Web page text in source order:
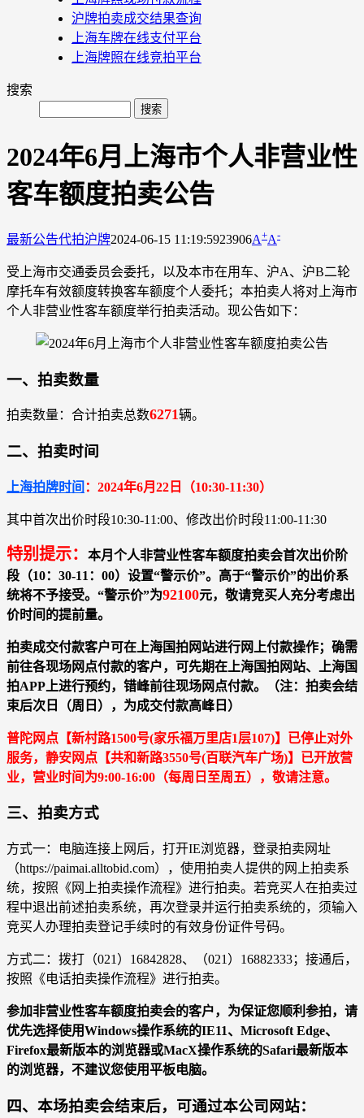
沪牌拍卖成交结果查询
上海车牌在线支付平台
上海牌照在线竞拍平台
搜索
2024年6月上海市个人非营业性
客车额度拍卖公告
最新公告代拍沪牌2024-06-15 11:19:5923906A+A-
受上海市交通委员会委托，以及本市在用车、沪A、沪B二轮
摩托车有效额度转换客车额度个人委托；本拍卖人将对上海市
个人非营业性客车额度举行拍卖活动。现公告如下：
一、拍卖数量
拍卖数量：合计拍卖总数6271辆。
二、拍卖时间
上海拍牌时间 ：2024年6月22日（10:30-11:30）
其中首次出价时段10:30-11:00、修改出价时段11:00-11:30
特别提示：
本月个人非营业性客车额度拍卖会首次出价阶
段（10：30-11：00）设置“警示价”。高于“警示价”的出价系
统将不予接受。“警示价”为92100元，敬请竞买人充分考虑出
价时间的提前量。
拍卖成交付款客户可在上海国拍网站进行网上付款操作；确需
前往各现场网点付款的客户，可先期在上海国拍网站、上海国
拍APP上进行预约，错峰前往现场网点付款。（注：拍卖会结
束后次日（周日），为成交付款高峰日）
普陀网点【新村路1500号(家乐福万里店1层107)】已停止对外
服务，静安网点【共和新路3550号(百联汽车广场)】已开放营
业，营业时间为9:00-16:00（每周日至周五），敬请注意。
三、拍卖方式
方式一：电脑连接上网后，打开IE浏览器，登录拍卖网址
（https://paimai.alltobid.com），使用拍卖人提供的网上拍卖系
统，按照《网上拍卖操作流程》进行拍卖。若竞买人在拍卖过
程中退出前述拍卖系统，再次登录并运行拍卖系统的，须输入
竞买人办理拍卖登记手续时的有效身份证件号码。
方式二：拨打（021）16842828、（021）16882333；接通后，
按照《电话拍卖操作流程》进行拍卖。
参加非营业性客车额度拍卖会的客户，为保证您顺利参拍，请
优先选择使用Windows操作系统的IE11、Microsoft Edge、
Firefox最新版本的浏览器或MacX操作系统的Safari最新版本
的浏览器，不建议您使用平板电脑。
四、本场拍卖会结束后，可通过本公司网站：